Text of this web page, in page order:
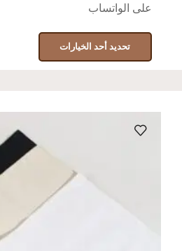
على الواتساب
تحديد أحد الخيارات